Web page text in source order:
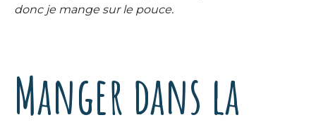
donc je mange sur le pouce.
Manger dans la